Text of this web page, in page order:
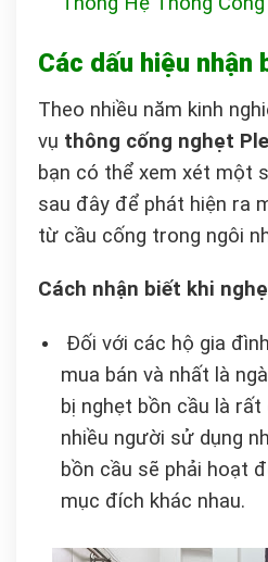
Các dấu hiệu
Theo nhiều năm kinh
vụ thông cống nghẹt
bạn có thể xem xét một
sau đây để phát hiện ra
từ cầu cống trong ngôi
Cách nhận biết khi
Đối với các hộ gia
mua bán và nhất là
bị nghẹt bồn cầu là rất
nhiều người sử dụng
bồn cầu sẽ phải hoạt
mục đích khác nhau.